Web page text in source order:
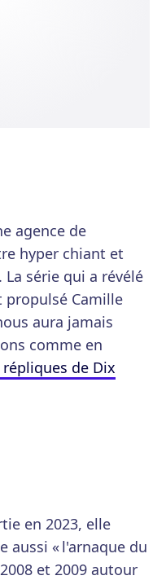
agence de
hyper chiant et
série qui a révélé
propulsé Camille
aura jamais
comme en
de Dix
en 2023, elle
aussi « l'arnaque du
et 2009 autour